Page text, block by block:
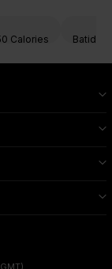
Calories Batidos